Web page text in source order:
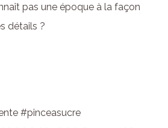
pas une époque à la façon
détails ?
#pinceasucre